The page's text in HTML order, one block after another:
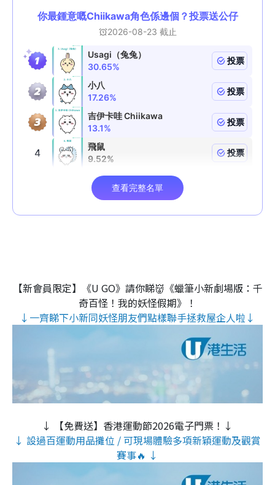
【新會員限定】《U GO》請你睇👹《蠟筆小新劇場版：千
奇百怪！我的妖怪假期》！
↓一齊睇下小新同妖怪朋友們點樣聯手拯救屋企人啦↓
↓ 【免費送】香港運動節2026電子門票！↓
↓ 設過百運動用品攤位 / 可現場體驗多項新穎運動及觀賞
賽事🔥 ↓